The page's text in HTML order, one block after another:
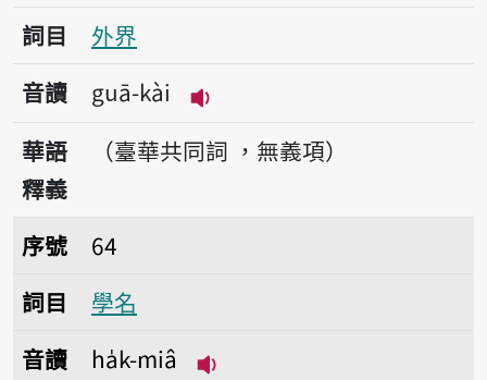
詞目
外界
音讀
guā-kài
播放音讀guā-kài
華語
釋義
（臺華共同詞 ，無義項）
序號64學名
序號
64
詞目
學名
音讀
ha̍k-miâ